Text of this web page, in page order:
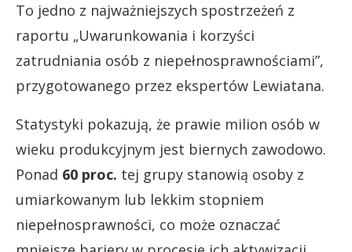
To jedno z najważniejszych spostrzeżeń z
raportu „Uwarunkowania i korzyści
zatrudniania osób z niepełnosprawnościami”,
przygotowanego przez ekspertów Lewiatana.
Statystyki pokazują, że prawie milion osób w
wieku produkcyjnym jest biernych zawodowo.
Ponad 60 proc. tej grupy stanowią osoby z
umiarkowanym lub lekkim stopniem
niepełnosprawności, co może oznaczać